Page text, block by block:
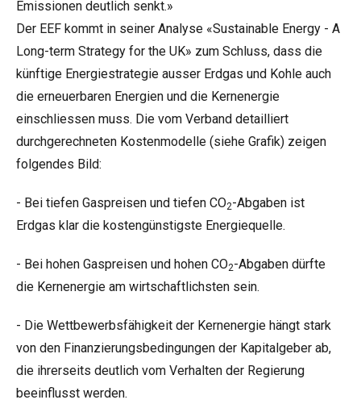
Emissionen deutlich senkt.»
Der EEF kommt in seiner Analyse «Sustainable Energy - A
Long-term Strategy for the UK» zum Schluss, dass die
künftige Energiestrategie ausser Erdgas und Kohle auch
die erneuerbaren Energien und die Kernenergie
einschliessen muss. Die vom Verband detailliert
durchgerechneten Kostenmodelle (siehe Grafik) zeigen
folgendes Bild:
- Bei tiefen Gaspreisen und tiefen CO2-Abgaben ist
Erdgas klar die kostengünstigste Energiequelle.
- Bei hohen Gaspreisen und hohen CO2-Abgaben dürfte
die Kernenergie am wirtschaftlichsten sein.
- Die Wettbewerbsfähigkeit der Kernenergie hängt stark
von den Finanzierungsbedingungen der Kapitalgeber ab,
die ihrerseits deutlich vom Verhalten der Regierung
beeinflusst werden.